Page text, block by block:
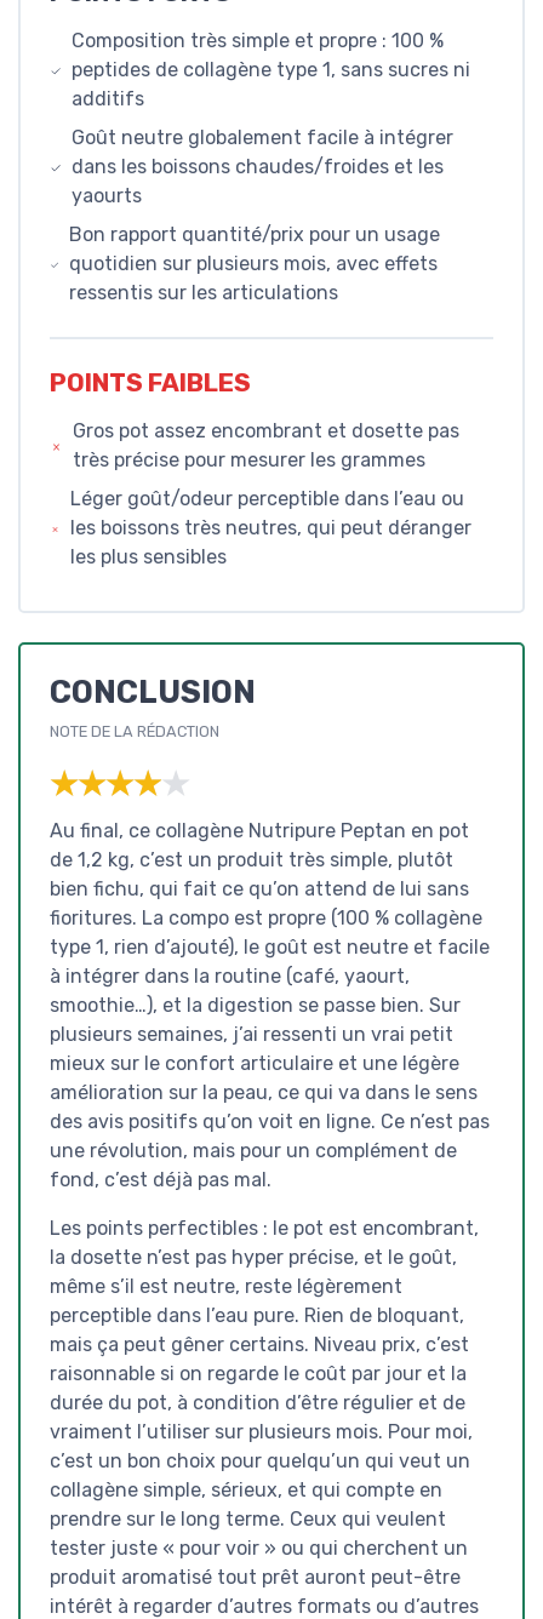
Composition très simple et propre : 100 %
peptides de collagène type 1, sans sucres ni
additifs
Goût neutre globalement facile à intégrer
dans les boissons chaudes/froides et les
yaourts
Bon rapport quantité/prix pour un usage
quotidien sur plusieurs mois, avec effets
ressentis sur les articulations
POINTS FAIBLES
Gros pot assez encombrant et dosette pas
très précise pour mesurer les grammes
Léger goût/odeur perceptible dans l’eau ou
les boissons très neutres, qui peut déranger
les plus sensibles
CONCLUSION
NOTE DE LA RÉDACTION
★★★★★
★★★★★
Au final, ce collagène Nutripure Peptan en pot
de 1,2 kg, c’est un produit très simple, plutôt
bien fichu, qui fait ce qu’on attend de lui sans
fioritures. La compo est propre (100 % collagène
type 1, rien d’ajouté), le goût est neutre et facile
à intégrer dans la routine (café, yaourt,
smoothie…), et la digestion se passe bien. Sur
plusieurs semaines, j’ai ressenti un vrai petit
mieux sur le confort articulaire et une légère
amélioration sur la peau, ce qui va dans le sens
des avis positifs qu’on voit en ligne. Ce n’est pas
une révolution, mais pour un complément de
fond, c’est déjà pas mal.
Les points perfectibles : le pot est encombrant,
la dosette n’est pas hyper précise, et le goût,
même s’il est neutre, reste légèrement
perceptible dans l’eau pure. Rien de bloquant,
mais ça peut gêner certains. Niveau prix, c’est
raisonnable si on regarde le coût par jour et la
durée du pot, à condition d’être régulier et de
vraiment l’utiliser sur plusieurs mois. Pour moi,
c’est un bon choix pour quelqu’un qui veut un
collagène simple, sérieux, et qui compte en
prendre sur le long terme. Ceux qui veulent
tester juste « pour voir » ou qui cherchent un
produit aromatisé tout prêt auront peut-être
intérêt à regarder d’autres formats ou d’autres